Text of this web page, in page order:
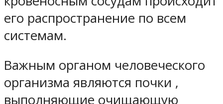
его распространение по всем
системам.
Важным органом человеческого
организма являются почки ,
выполняющие очищающую